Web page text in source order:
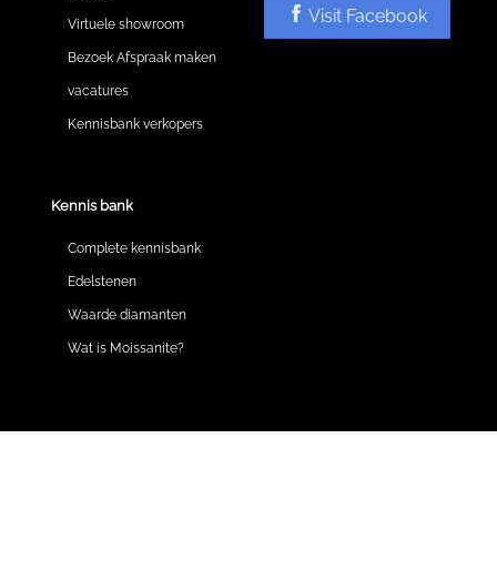
Virtuele showroom
Bezoek Afspraak maken
vacatures
Kennisbank verkopers
Kennis bank
Complete kennisbank
Edelstenen
Waarde diamanten
Wat is Moissanite?
Visit Facebook